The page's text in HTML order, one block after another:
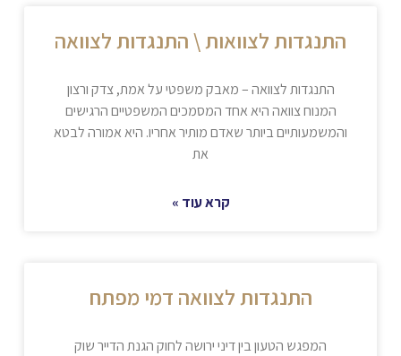
התנגדות לצוואות \ התנגדות לצוואה
התנגדות לצוואה – מאבק משפטי על אמת, צדק ורצון
המנוח צוואה היא אחד המסמכים המשפטיים הרגישים
והמשמעותיים ביותר שאדם מותיר אחריו. היא אמורה לבטא
את
קרא עוד »
התנגדות לצוואה דמי מפתח
המפגש הטעון בין דיני ירושה לחוק הגנת הדייר שוק